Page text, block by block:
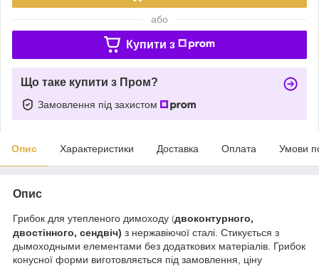
або
Купити з
Що таке купити з Пром?
Замовлення під захистом
Опис Характеристики Доставка Оплата Умови
Опис
Грибок для утепленого димоходу (двоконтурного,
двостінного, сендвіч) з нержавіючої сталі. Стикується з
дымоходными елементами без додаткових матеріалів. Грибок
конусної форми виготовляється під замовлення, ціну